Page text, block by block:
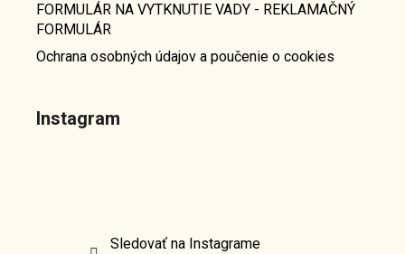
FORMULÁR NA VYTKNUTIE VADY - REKLAMAČNÝ
FORMULÁR
Ochrana osobných údajov a poučenie o cookies
Instagram
Sledovať na Instagrame